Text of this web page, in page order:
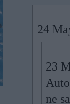
24
23
ne